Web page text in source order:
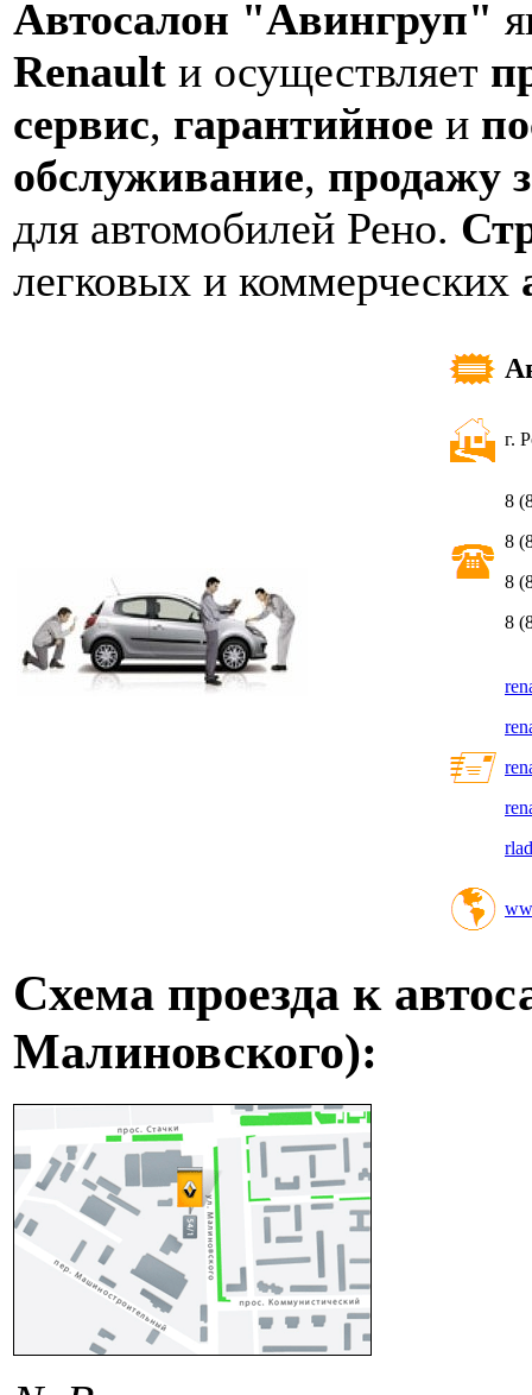
Автосалон "Авингруп"
Renault и осуществляет
сервис, гарантийное и
обслуживание, продажу
для автомобилей Рено.
легковых и коммерческих
г.
8
8
8
8
Схема проезда к
Малиновского):